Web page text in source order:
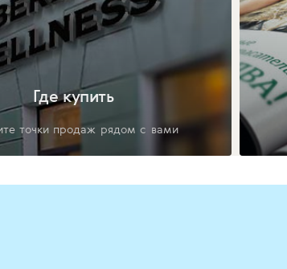
Где купить
точки продаж рядом с вами